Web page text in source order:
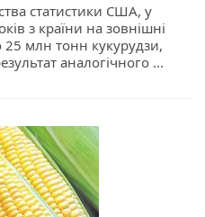
статистики США, у
з країни на зовнішні
млн тонн кукурудзи,
аналогічного ...